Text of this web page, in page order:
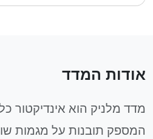
אודות המדד
מדד מלניק הוא אינדיקטור
המספק תובנות על מגמות